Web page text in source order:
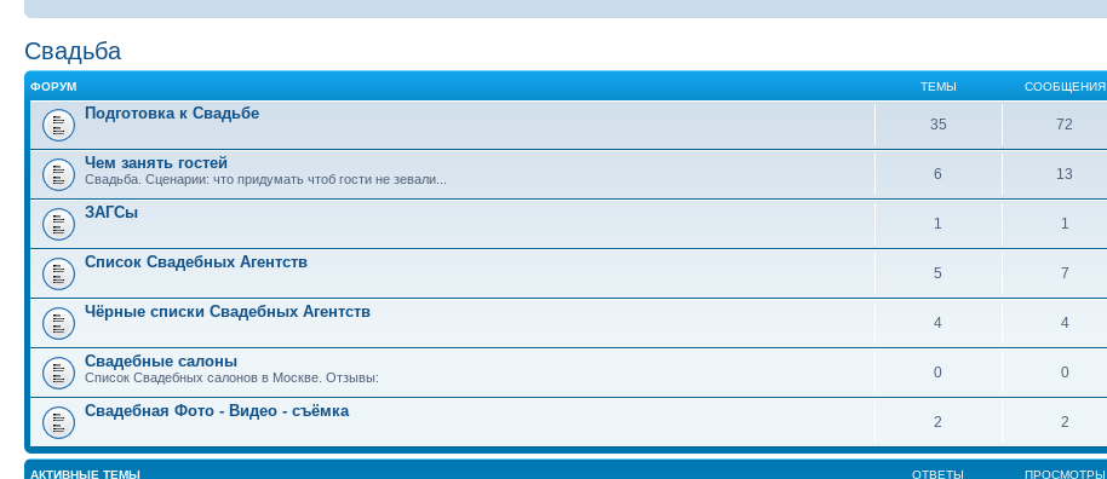
Свадьба
ФОРУМ ТЕМЫ СООБЩЕНИЯ
Подготовка к Свадьбе
35 72
Чем занять гостей
Свадьба. Сценарии: что придумать чтоб гости не зевали... 6 13
ЗАГСы
1 1
Список Свадебных Агентств
5 7
Чёрные списки Свадебных Агентств
4 4
Свадебные салоны
Список Свадебных салонов в Москве. Отзывы: 0 0
Свадебная Фото - Видео - съёмка
2 2
АКТИВНЫЕ ТЕМЫ ОТВЕТЫ ПРОСМОТРЫ